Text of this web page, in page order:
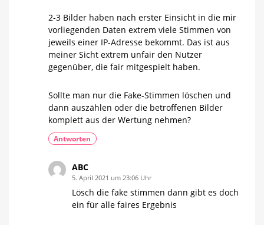
2-3 Bilder haben nach erster Einsicht in die mir
vorliegenden Daten extrem viele Stimmen von
jeweils einer IP-Adresse bekommt. Das ist aus
meiner Sicht extrem unfair den Nutzer
gegenüber, die fair mitgespielt haben.
Sollte man nur die Fake-Stimmen löschen und
dann auszählen oder die betroffenen Bilder
komplett aus der Wertung nehmen?
Antworten
ABC
5. April 2021 um 23:06 Uhr
Lösch die fake stimmen dann gibt es doch
ein für alle faires Ergebnis